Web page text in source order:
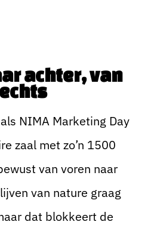
achter, van
NIMA Marketing Day
zaal met zo’n 1500
van voren naar
van nature graag
dat blokkeert de